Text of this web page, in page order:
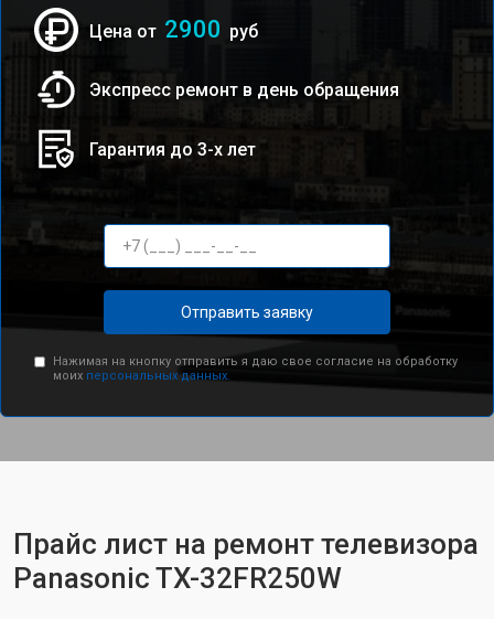
Цена от 2900 руб
Экспресс ремонт в день обращения
Гарантия до 3-х лет
Отправить заявку
Нажимая на кнопку отправить я даю свое согласие на обработку
моих персональных данных.
Прайс лист на ремонт телевизора
Panasonic TX-32FR250W